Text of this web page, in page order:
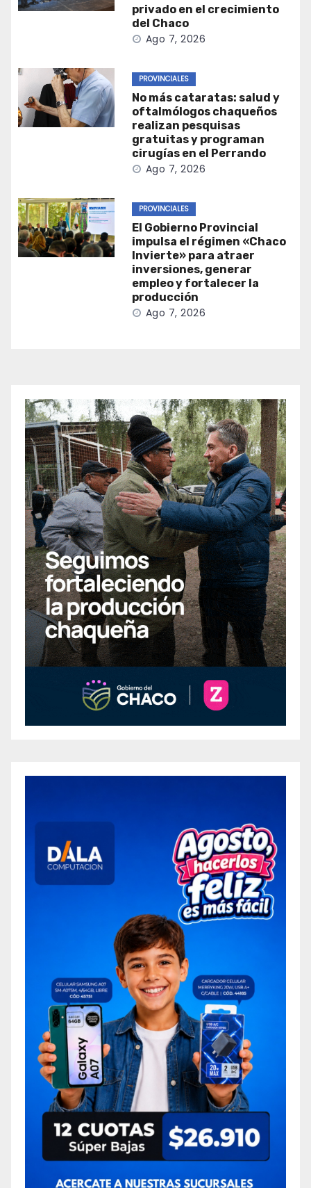
privado en el crecimiento
del Chaco
Ago 7, 2026
PROVINCIALES
No más cataratas: salud y
oftalmólogos chaqueños
realizan pesquisas
gratuitas y programan
cirugías en el Perrando
Ago 7, 2026
PROVINCIALES
El Gobierno Provincial
impulsa el régimen «Chaco
Invierte» para atraer
inversiones, generar
empleo y fortalecer la
producción
Ago 7, 2026